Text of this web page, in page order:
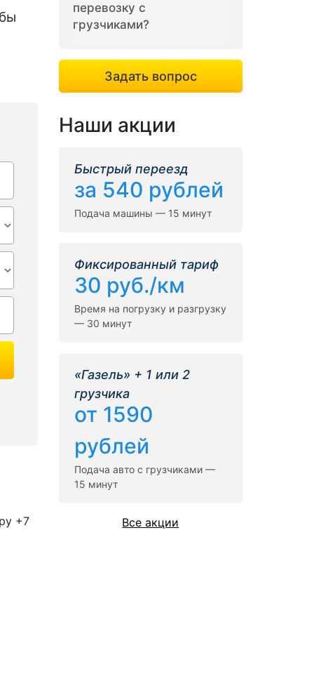
+7
перевозку с
грузчиками?
Задать вопрос
Наши акции
Быстрый переезд
за 540 рублей
Подача машины — 15 минут
Фиксированный тариф
30 руб./км
Время на погрузку и разгрузку
— 30 минут
«Газель» + 1 или 2
грузчика
от 1590
рублей
Подача авто с грузчиками —
15 минут
Все акции